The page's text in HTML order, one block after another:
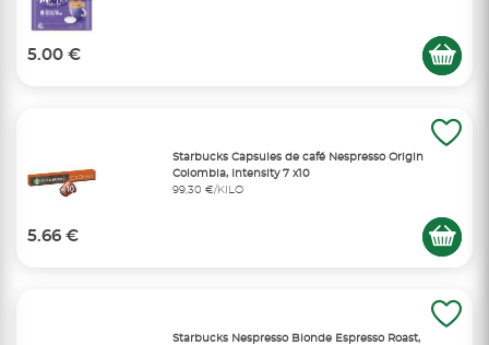
5.00 €
Starbucks Capsules de café Nespresso Origin
Colombia, Intensity 7 x10
99,30 €/KILO
5.66 €
Starbucks Nespresso Blonde Espresso Roast,